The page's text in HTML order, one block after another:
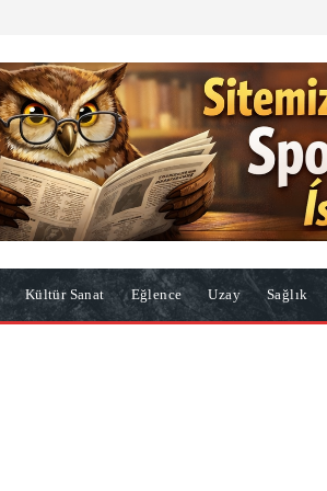
Kültür Sanat Eğlence Uzay Sağlık